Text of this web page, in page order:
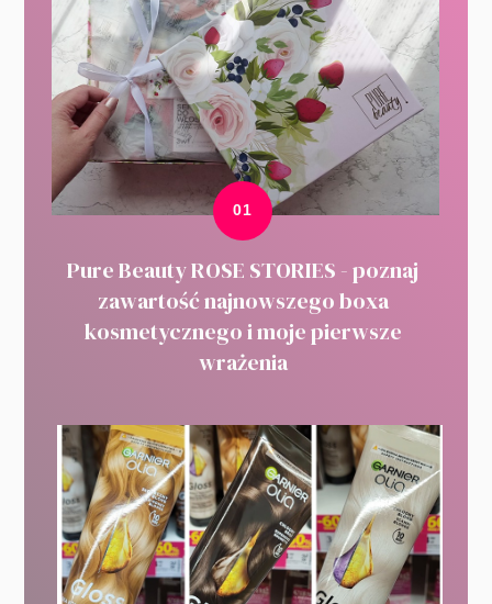
Pure Beauty ROSE STORIES - poznaj
zawartość najnowszego boxa
kosmetycznego i moje pierwsze
wrażenia